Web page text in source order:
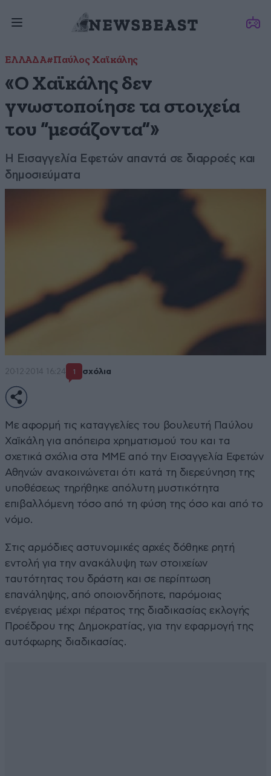
ΕΛΛΑΔΑ#Παύλος Χαϊκάλης
«Ο Χαϊκάλης δεν
γνωστοποίησε τα στοιχεία
του “μεσάζοντα”»
Η Εισαγγελία Εφετών απαντά σε διαρροές και
δημοσιεύματα
20·12·2014 16:24 1 σχόλια
Με αφορμή τις καταγγελίες του βουλευτή Παύλου
Χαϊκάλη για απόπειρα χρηματισμού του και τα
σχετικά σχόλια στα ΜΜΕ από την Εισαγγελία Εφετών
Αθηνών ανακοινώνεται ότι κατά τη διερεύνηση της
υποθέσεως τηρήθηκε απόλυτη μυστικότητα
επιβαλλόμενη τόσο από τη φύση της όσο και από το
νόμο.
Στις αρμόδιες αστυνομικές αρχές δόθηκε ρητή
εντολή για την ανακάλυψη των στοιχείων
ταυτότητας του δράστη και σε περίπτωση
επανάληψης, από οποιονδήποτε, παρόμοιας
ενέργειας μέχρι πέρατος της διαδικασίας εκλογής
Προέδρου της Δημοκρατίας, για την εφαρμογή της
αυτόφωρης διαδικασίας.